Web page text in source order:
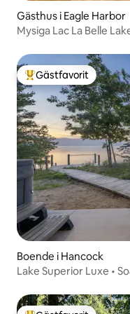
Gästhus i Eagle Harbor
Mysiga Lac La Belle
Populär gästfavorit
Gästfavorit
Boende i Hancock
Lake Superior Luxe •